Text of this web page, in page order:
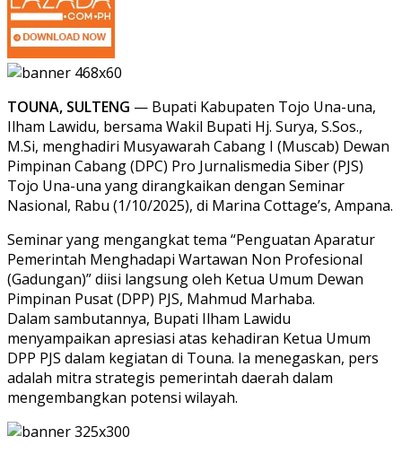
TOUNA, SULTENG — Bupati Kabupaten Tojo Una-una,
Ilham Lawidu, bersama Wakil Bupati Hj. Surya, S.Sos.,
M.Si, menghadiri Musyawarah Cabang I (Muscab) Dewan
Pimpinan Cabang (DPC) Pro Jurnalismedia Siber (PJS)
Tojo Una-una yang dirangkaikan dengan Seminar
Nasional, Rabu (1/10/2025), di Marina Cottage’s, Ampana.
Seminar yang mengangkat tema “Penguatan Aparatur
Pemerintah Menghadapi Wartawan Non Profesional
(Gadungan)” diisi langsung oleh Ketua Umum Dewan
Pimpinan Pusat (DPP) PJS, Mahmud Marhaba.
Dalam sambutannya, Bupati Ilham Lawidu
menyampaikan apresiasi atas kehadiran Ketua Umum
DPP PJS dalam kegiatan di Touna. Ia menegaskan, pers
adalah mitra strategis pemerintah daerah dalam
mengembangkan potensi wilayah.